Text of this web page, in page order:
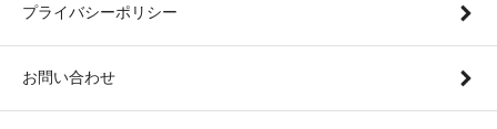
プライバシーポリシー
お問い合わせ